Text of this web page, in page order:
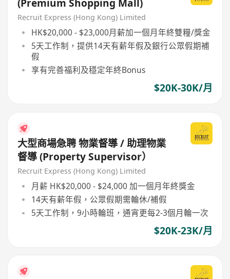
(Premium Shopping Mall)
Recruit Express (Hong Kong) Limited
HK$20,000 - $23,000月薪加一個月年終雙糧/獎金
5天工作制，提供14天有薪年假及銀行公眾假期補
假
享有完善福利及穩定年終Bonus
$20K-30K/月
大型商場急聘 物業督導 / 助理物業
督導 (Property Supervisor）
Recruit Express (Hong Kong) Limited
月薪 HK$20,000 - $24,000 加一個月年終獎金
14天有薪年假，公眾假期需輪休/補假
5天工作制，9小時輪班，通宵更每2-3個月輪一次
$20K-23K/月